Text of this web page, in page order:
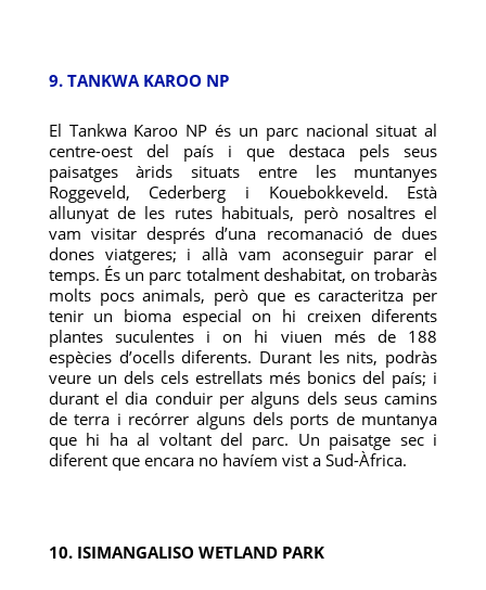
9. TANKWA KAROO NP
El Tankwa Karoo NP és un parc nacional situat al
centre-oest del país i que destaca pels seus
paisatges àrids situats entre les muntanyes
Roggeveld, Cederberg i Kouebokkeveld. Està
allunyat de les rutes habituals, però nosaltres el
vam visitar després d’una recomanació de dues
dones viatgeres; i allà vam aconseguir parar el
temps. És un parc totalment deshabitat, on trobaràs
molts pocs animals, però que es caracteritza per
tenir un bioma especial on hi creixen diferents
plantes suculentes i on hi viuen més de 188
espècies d’ocells diferents. Durant les nits, podràs
veure un dels cels estrellats més bonics del país; i
durant el dia conduir per alguns dels seus camins
de terra i recórrer alguns dels ports de muntanya
que hi ha al voltant del parc. Un paisatge sec i
diferent que encara no havíem vist a Sud-Àfrica.
10. ISIMANGALISO WETLAND PARK